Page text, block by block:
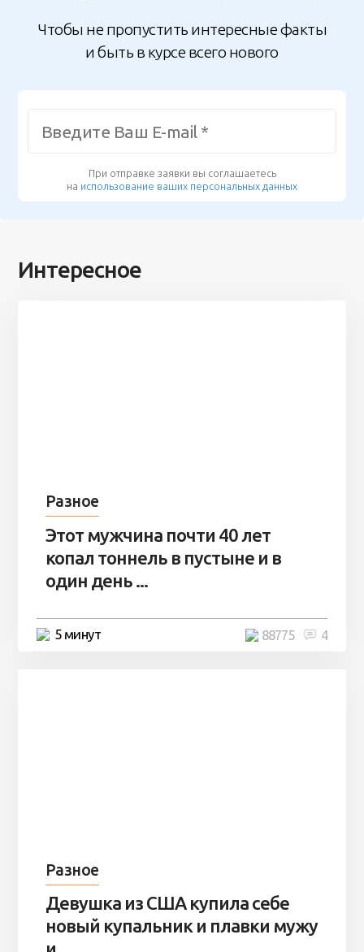
Чтобы не пропустить интересные факты
и быть в курсе всего нового
При отправке заявки вы соглашаетесь
на использование ваших персональных данных
Интересное
Разное
Этот мужчина почти 40 лет
копал тоннель в пустыне и в
один день ...
5 минут 4
88775
Разное
Девушка из США купила себе
новый купальник и плавки мужу